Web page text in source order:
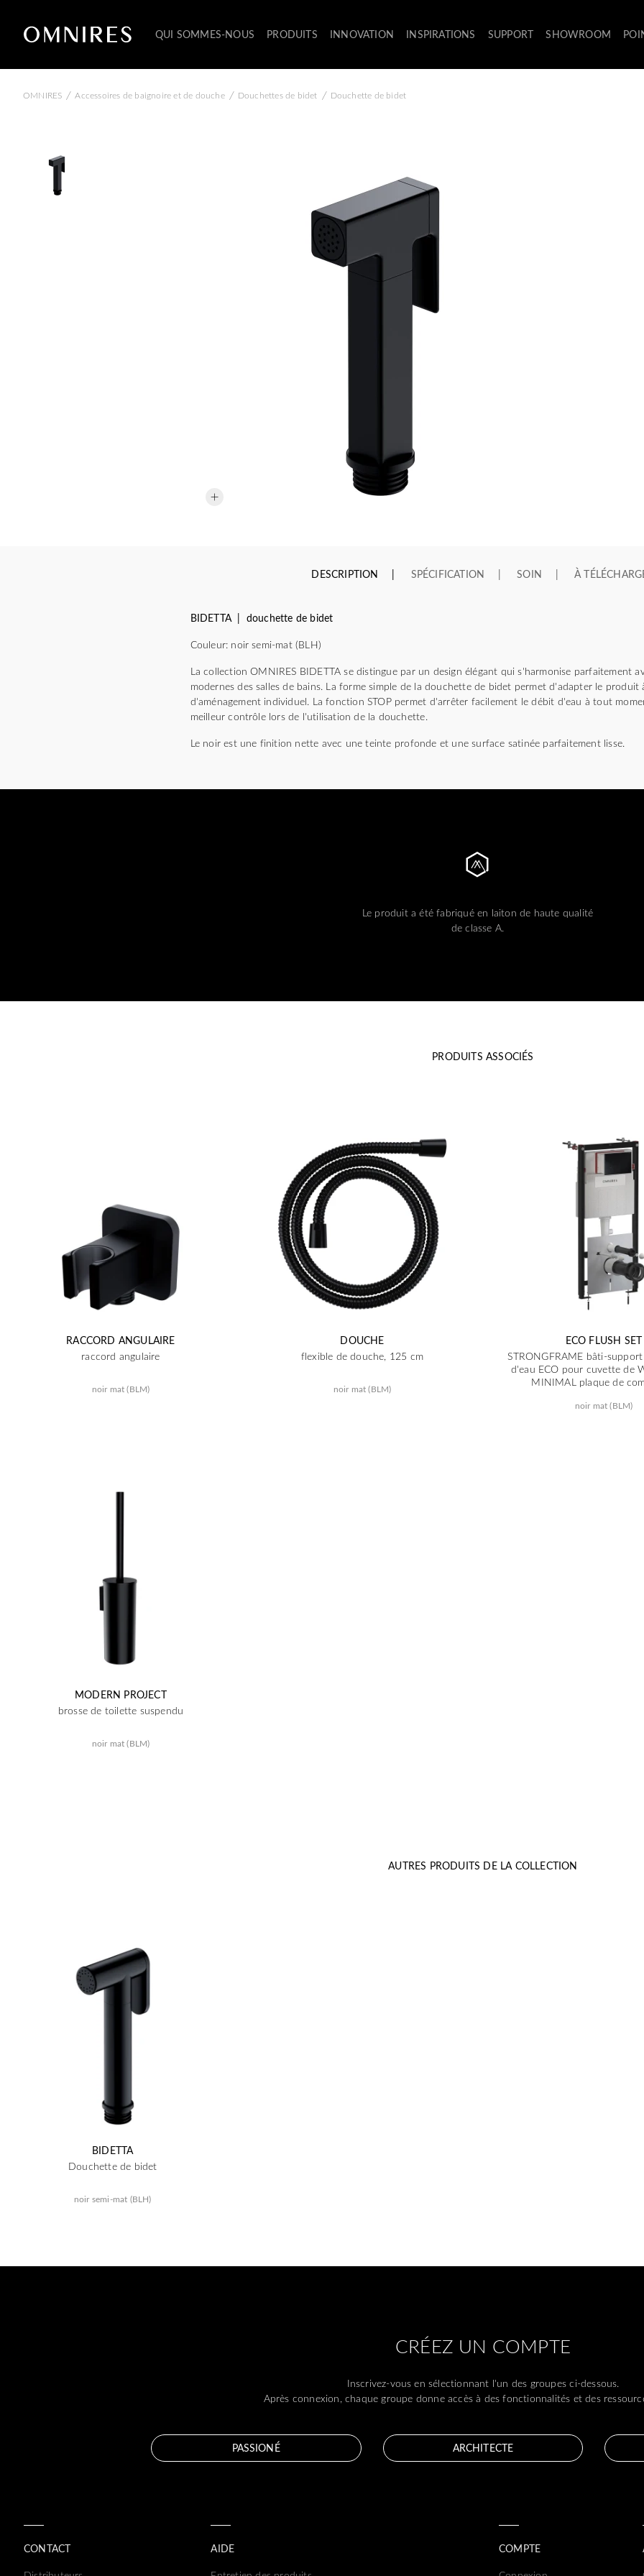
QUI SOMMES-NOUS PRODUITS INNOVATION INSPIRATIONS SUPPORT SHOWROOM
OMNIRES / Accessoires de baignoire et de douche / Douchettes de bidet / Douchette de bidet
DESCRIPTION SPÉCIFICATION SOIN À
BIDETTA | douchette de bidet
Couleur: noir semi-mat (BLH)
La collection OMNIRES BIDETTA se distingue par un design élégant qui s'harmonise parfaitement
modernes des salles de bains. La forme simple de la douchette de bidet permet d'adapter le produit
d'aménagement individuel. La fonction STOP permet d'arrêter facilement le débit d'eau à tout
meilleur contrôle lors de l'utilisation de la douchette.
Le noir est une finition nette avec une teinte profonde et une surface satinée parfaitement lisse.
Le produit a été fabriqué en laiton de haute qualité
de classe A.
PRODUITS ASSOCIÉS
RACCORD ANGULAIRE
raccord angulaire
noir mat (BLM)
DOUCHE
flexible de douche, 125 cm
noir mat (BLM)
ECO FLUSH SET
STRONGFRAME bâti-
d'eau ECO pour cuvette de
MINIMAL plaque de
noir mat (BLM)
MODERN PROJECT
brosse de toilette suspendu
noir mat (BLM)
AUTRES PRODUITS DE LA COLLECTION
BIDETTA
Douchette de bidet
noir semi-mat (BLH)
CRÉEZ UN COMPTE
Inscrivez-vous en sélectionnant l'un des groupes ci-dessous.
Après connexion, chaque groupe donne accès à des fonctionnalités et des
PASSIONÉ ARCHITECTE
CONTACT
AIDE
COMPTE